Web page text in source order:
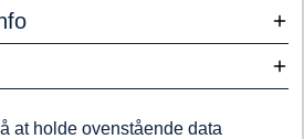
at holde ovenstående data